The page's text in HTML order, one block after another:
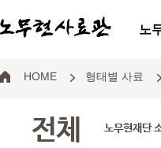
노
HOME 형태별 사료
전체 노무현재단